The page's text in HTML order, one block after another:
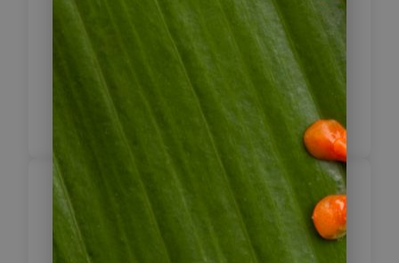
Fahrzeit: 310 km/ 4 Std.
1 x Hotel NH Iquique (Standard)
Inklusive Frühstück
5
Iquique – San Pedro
de Atacama